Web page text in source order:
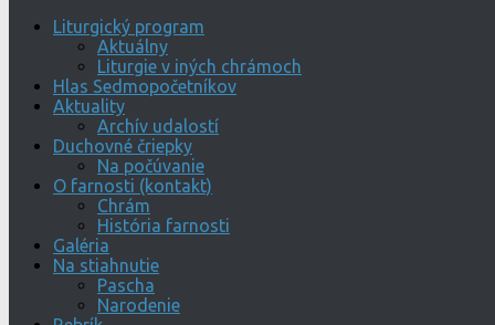
Liturgický program
Aktuálny
Liturgie v iných chrámoch
Hlas Sedmopočetníkov
Aktuality
Archív udalostí
Duchovné čriepky
Na počúvanie
O farnosti (kontakt)
Chrám
História farnosti
Galéria
Na stiahnutie
Pascha
Narodenie